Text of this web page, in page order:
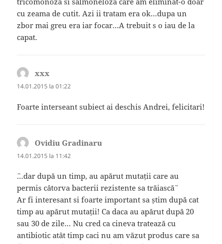
cu zeama de cutit. Azi ii tratam era ok…dupa un
zbor mai greu era iar focar…A trebuit s o iau de la
capat.
xxx
14.01.2015 la 01:22
Foarte interseant subiect ai deschis Andrei, felicitari!
Ovidiu Gradinaru
14.01.2015 la 11:42
¨…dar după un timp, au apărut mutații care au
permis câtorva bacterii rezistente sa trăiască¨
Ar fi interesant si foarte important sa știm după cat
timp au apărut mutații! Ca daca au apărut după 20
sau 30 de zile… Nu cred ca cineva tratează cu
antibiotic atât timp caci nu am văzut produs care sa